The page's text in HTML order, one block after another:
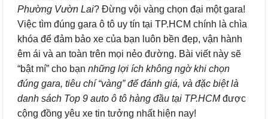
Phường Vườn Lai? Đừng vội vàng chọn đại một gara!
Việc tìm đúng gara ô tô uy tín tại TP.HCM chính là chìa
khóa để đảm bảo xe của bạn luôn bền đẹp, vận hành
êm ái và an toàn trên mọi nẻo đường. Bài viết này sẽ
“bật mí” cho bạn những lợi ích không ngờ khi chọn
đúng gara, tiêu chí “vàng” để đánh giá, và đặc biệt là
danh sách Top 9 auto ô tô hàng đầu tại TP.HCMđược
cộng đồng yêu xe tin tưởng nhất hiện nay!